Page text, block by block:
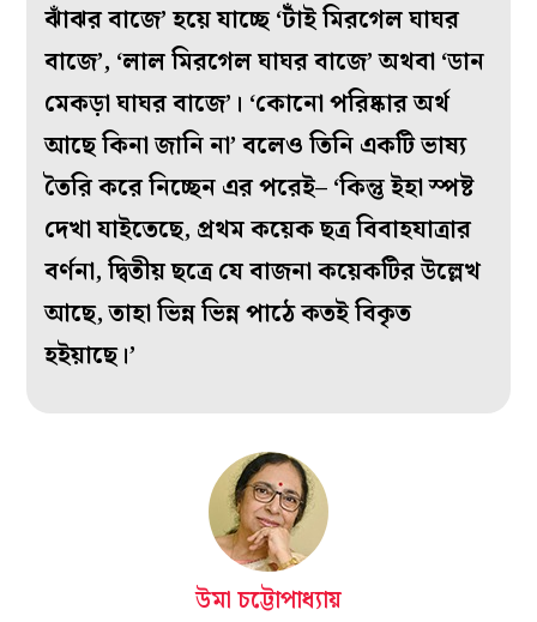
ঝাঁঝর বাজে’ হয়ে যাচ্ছে ‘টাঁই মিরগেল ঘাঘর
বাজে’, ‘লাল মিরগেল ঘাঘর বাজে’ অথবা ‘ডান
মেকড়া ঘাঘর বাজে’। ‘কোনো পরিষ্কার অর্থ
আছে কিনা জানি না’ বলেও তিনি একটি ভাষ্য
তৈরি করে নিচ্ছেন এর পরেই– ‘কিন্তু ইহা স্পষ্ট
দেখা যাইতেছে, প্রথম কয়েক ছত্র বিবাহযাত্রার
বর্ণনা, দ্বিতীয় ছত্রে যে বাজনা কয়েকটির উল্লেখ
আছে, তাহা ভিন্ন ভিন্ন পাঠে কতই বিকৃত
হইয়াছে।’
উমা চট্টোপাধ্যায়